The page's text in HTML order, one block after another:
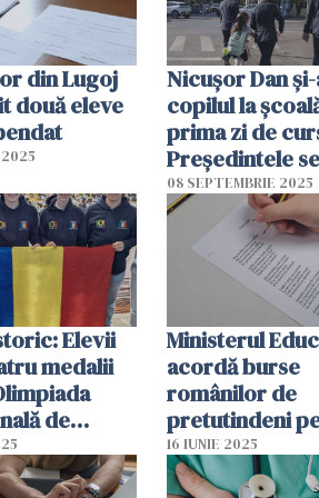
din Lugoj
două eleve
2025
Nicușor Dan
copilul la
prima zi de
Președintele
întâlni și cu
Cotroceni
08 SEPTEMBRIE 2025
Elevii
medalii
de
Ministerul
acordă burse
românilor de
pretutindeni
studia în
anul școlar
16 IUNIE 2025